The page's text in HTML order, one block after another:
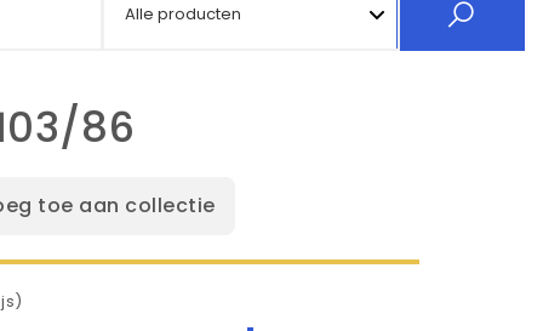
86
toe aan collectie